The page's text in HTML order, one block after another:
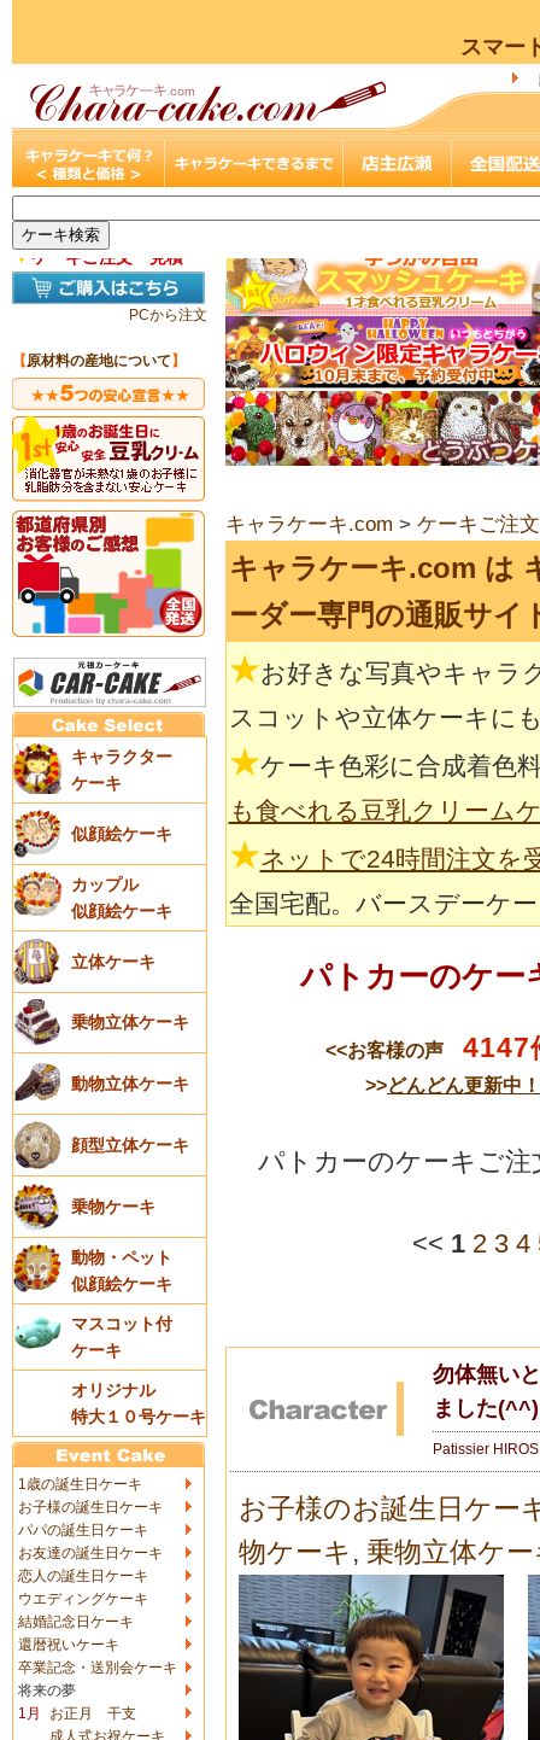
スマー
▼ケーキご注文・見積
PCから注文
【原材料の産地について 】
キャラクター
ケーキ
似顔絵ケーキ
カップル
似顔絵ケーキ
立体ケーキ
乗物立体ケーキ
動物立体ケーキ
顔型立体ケーキ
乗物ケーキ
動物・ペット
似顔絵ケーキ
マスコット付
ケーキ
オリジナル
特大１０号ケーキ
1歳の誕生日ケーキ
お子様の誕生日ケーキ
パパの誕生日ケーキ
お友達の誕生日ケーキ
恋人の誕生日ケーキ
ウエディングケーキ
結婚記念日ケーキ
還暦祝いケーキ
卒業記念・送別会ケーキ
将来の夢
1月
お正月 干支
成人式お祝ケーキ
キャラケーキ.com > ケーキご注
キャラケーキ.com は
ーダー専門の通販サイ
★お好きな写真やキャラ
スコットや立体ケーキに
★ケーキ色彩に合成着色
も食べれる豆乳クリーム
★ネットで24時間注文を
全国宅配。バースデーケ
パトカーのケー
<<お客様の声 4147
>>どんどん更新中
パトカーのケーキご
<< 1 2 3 4
勿体無い
ました
Patissier
お子様のお誕生日ケー
物ケーキ , 乗物立体ケ